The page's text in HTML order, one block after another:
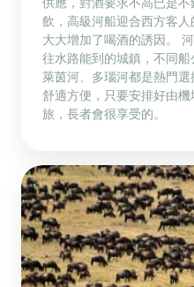
飲，高級河船迎合西方客
大大增加了喝酒的誘因。
往水路能到的城鎮，不同
萊茵河、多瑙河都是熱門
舒適方便，只要安排好由
旅，長者會很享受的。